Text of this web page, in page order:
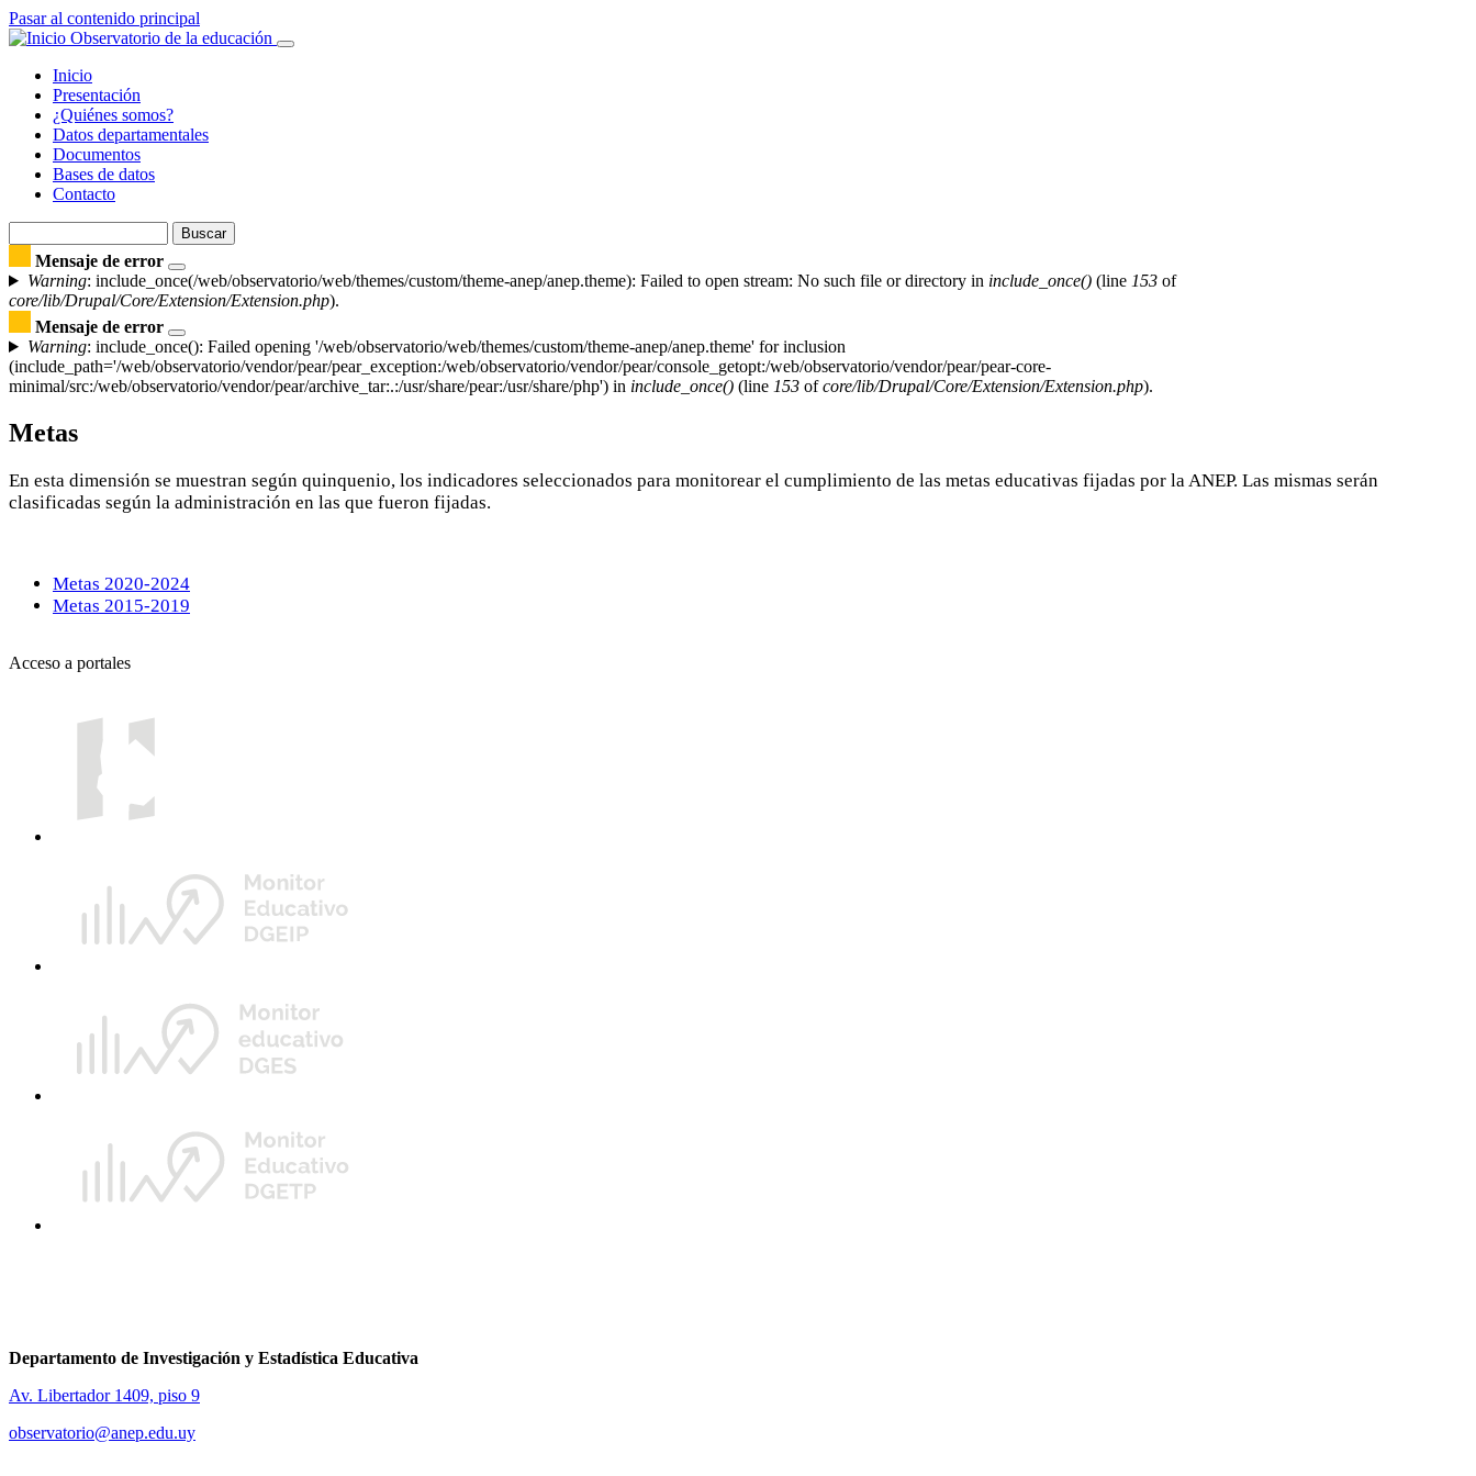
Pasar al contenido principal
Observatorio de la educación
Navegación
principal
Inicio
Presentación
¿Quiénes somos?
Datos departamentales
Documentos
Bases de datos
Contacto
Buscar
Mensaje de error
Warning: include_once(/web/observatorio/web/themes/custom/theme-anep/anep.theme): Failed to open stream: No such file or directory in include_once()(line 153of
core/lib/Drupal/Core/Extension/Extension.php).
Mensaje de error
Warning: include_once(): Failed opening '/web/observatorio/web/themes/custom/theme-anep/anep.theme' for inclusion
(include_path='/web/observatorio/vendor/pear/pear_exception:/web/observatorio/vendor/pear/console_getopt:/web/observatorio/vendor/pear/pear-core-
minimal/src:/web/observatorio/vendor/pear/archive_tar:.:/usr/share/pear:/usr/share/php') in include_once() (line 153 ofcore/lib/Drupal/Core/Extension/Extension.php).
Metas
En esta dimensión se muestran según quinquenio, los indicadores seleccionados para monitorear el cumplimiento de las metas educativas fijadas por la ANEP. Las mismas serán
clasificadas según la administración en las que fueron fijadas.
Metas 2020-2024
Metas 2015-2019
Acceso a portales
Departamento de Investigación y Estadística Educativa
Av. Libertador 1409, piso 9
observatorio@anep.edu.uy